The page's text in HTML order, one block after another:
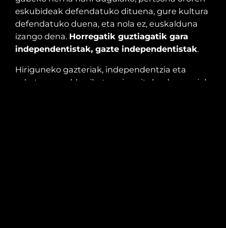
eskubideak defendatuko dituena, gure kultura
defendatuko duena, eta nola ez, euskalduna
izango dena. Horregatik guztiagatik gara
independentistak, gazte independentistak.
Hiriguneko gazteriak, independentzia eta
askatasuna aldarrikatzen jarraituko du, garaiak